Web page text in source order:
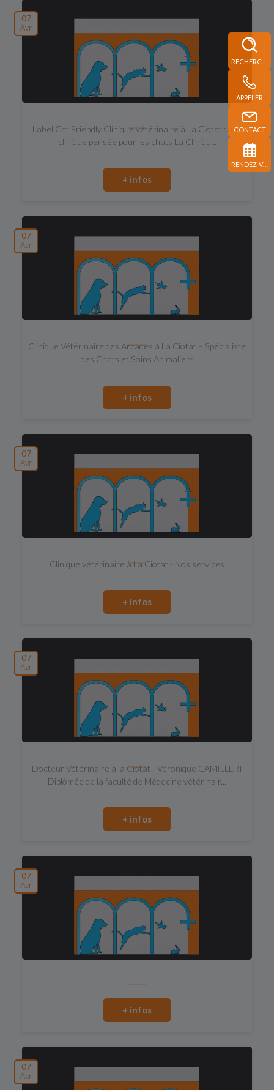
APPELER
CONTACT
RENDEZ-VOUS
07
Avr
Label Cat Friendly Clinique vétérinaire à La Ciotat : une
clinique pensée pour les chats La Cliniqu...
+ infos
07
Avr
Clinique Vétérinaire des Arcades à La Ciotat – Spécialiste
des Chats et Soins Animaliers
+ infos
07
Avr
Clinique vétérinaire à La Ciotat - Nos services
+ infos
07
Avr
Docteur Vétérinaire à la Ciotat - Véronique CAMILLERI
Diplômée de la faculté de Médecine vétérinair...
+ infos
07
Avr
+ infos
07
Avr